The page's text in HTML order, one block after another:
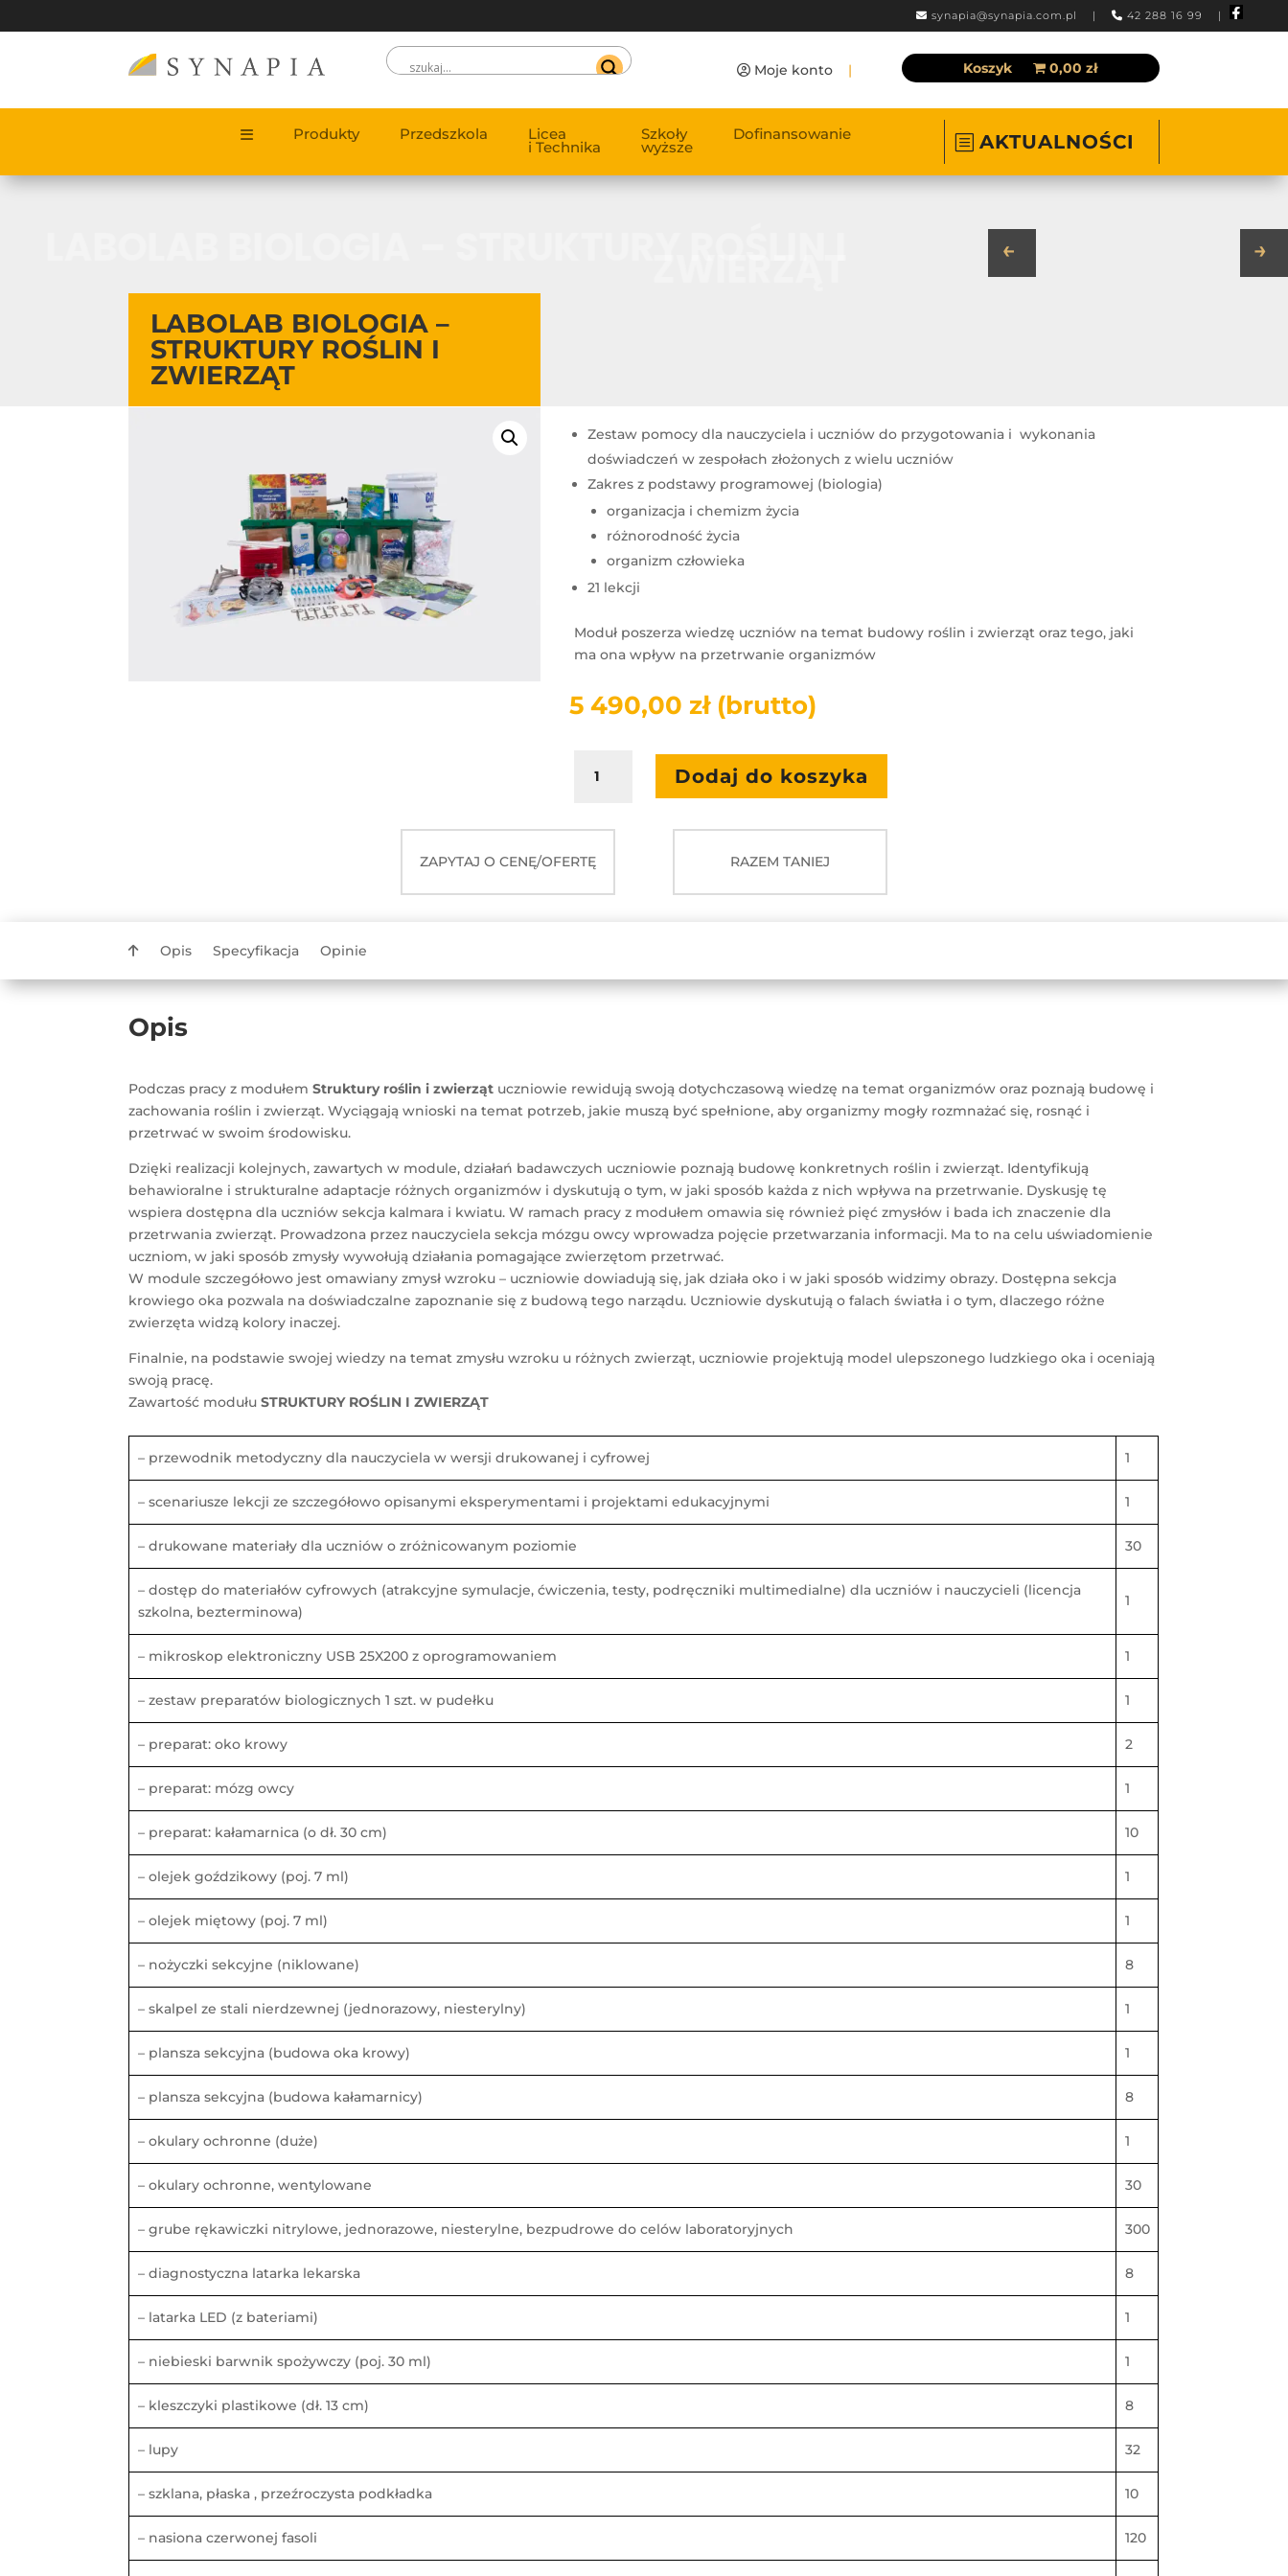
synapia@synapia.com.pl | 42 288 16 99 |
Moje konto | Koszyk 0,00 zł
Produkty Przedszkola Licea
i Technika
Szkoły
wyższe
Dofinansowanie AKTUALNOŚCI
← →
LABOLAB BIOLOGIA –
STRUKTURY ROŚLIN I
ZWIERZĄT
Zestaw pomocy dla nauczyciela i uczniów do przygotowania i wykonania
doświadczeń w zespołach złożonych z wielu uczniów
Zakres z podstawy programowej (biologia)
organizacja i chemizm życia
różnorodność życia
organizm człowieka
21 lekcji
Moduł poszerza wiedzę uczniów na temat budowy roślin i zwierząt oraz tego, jaki
ma ona wpływ na przetrwanie organizmów
5 490,00zł (brutto)
LaboLAB
-
roślin
i
Dodaj do koszyka
ZAPYTAJ O CENĘ/OFERTĘ RAZEM TANIEJ
Opis Specyfikacja Opinie
Opis
Podczas pracy z modułemStruktury roślin i zwierząt uczniowie rewidują swoją dotychczasową wiedzę na temat organizmów oraz poznają budowę i
zachowania roślin i zwierząt. Wyciągają wnioski na temat potrzeb, jakie muszą być spełnione, aby organizmy mogły rozmnażać się, rosnąć i
przetrwać w swoim środowisku.
Dzięki realizacji kolejnych, zawartych w module, działań badawczych uczniowie poznają budowę konkretnych roślin i zwierząt. Identyfikują
behawioralne i strukturalne adaptacje różnych organizmów i dyskutują o tym, w jaki sposób każda z nich wpływa na przetrwanie. Dyskusję tę
wspiera dostępna dla uczniów sekcja kalmara i kwiatu. W ramach pracy z modułem omawia się również pięć zmysłów i bada ich znaczenie dla
przetrwania zwierząt. Prowadzona przez nauczyciela sekcja mózgu owcy wprowadza pojęcie przetwarzania informacji. Ma to na celu uświadomienie
uczniom, w jaki sposób zmysły wywołują działania pomagające zwierzętom przetrwać.
W module szczegółowo jest omawiany zmysł wzroku – uczniowie dowiadują się, jak działa oko i w jaki sposób widzimy obrazy. Dostępna sekcja
krowiego oka pozwala na doświadczalne zapoznanie się z budową tego narządu. Uczniowie dyskutują o falach światła i o tym, dlaczego różne
zwierzęta widzą kolory inaczej.
Finalnie, na podstawie swojej wiedzy na temat zmysłu wzroku u różnych zwierząt, uczniowie projektują model ulepszonego ludzkiego oka i oceniają
swoją pracę.
Zawartość modułuSTRUKTURY ROŚLIN I ZWIERZĄT
– przewodnik metodyczny dla nauczyciela w wersji drukowanej i cyfrowej 1
– scenariusze lekcji ze szczegółowo opisanymi eksperymentami i projektami edukacyjnymi 1
– drukowane materiały dla uczniów o zróżnicowanym poziomie 30
– dostęp do materiałów cyfrowych (atrakcyjne symulacje, ćwiczenia, testy, podręczniki multimedialne) dla uczniów i nauczycieli (licencja
szkolna, bezterminowa)
1
– mikroskop elektroniczny USB 25X200 z oprogramowaniem 1
– zestaw preparatów biologicznych 1 szt. w pudełku 1
– preparat: oko krowy 2
– preparat: mózg owcy 1
– preparat: kałamarnica (o dł. 30 cm) 10
– olejek goździkowy (poj. 7 ml) 1
– olejek miętowy (poj. 7 ml) 1
– nożyczki sekcyjne (niklowane) 8
– skalpel ze stali nierdzewnej (jednorazowy, niesterylny) 1
– plansza sekcyjna (budowa oka krowy) 1
– plansza sekcyjna (budowa kałamarnicy) 8
– okulary ochronne (duże) 1
– okulary ochronne, wentylowane 30
– grube rękawiczki nitrylowe, jednorazowe, niesterylne, bezpudrowe do celów laboratoryjnych 300
– diagnostyczna latarka lekarska 8
– latarka LED (z bateriami) 1
– niebieski barwnik spożywczy (poj. 30 ml) 1
– kleszczyki plastikowe (dł. 13 cm) 8
– lupy 32
– szklana, płaska , przeźroczysta podkładka 10
– nasiona czerwonej fasoli 120